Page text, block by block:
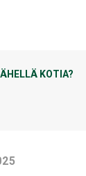
KOTIA?